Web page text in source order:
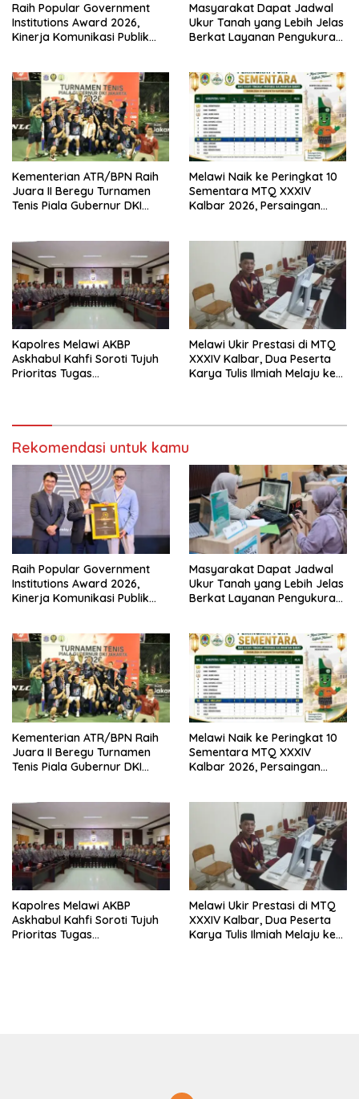
Raih Popular Government
Institutions Award 2026,
Kinerja Komunikasi Publik
Masyarakat Dapat Jadwal
Ukur Tanah yang Lebih Jelas
Berkat Layanan Pengukuran
Kementerian ATR/BPN Raih
Juara II Beregu Turnamen
Tenis Piala Gubernur DKI
Melawi Naik ke Peringkat 10
Sementara MTQ XXXIV
Kalbar 2026, Persaingan
Kapolres Melawi AKBP
Askhabul Kahfi Soroti Tujuh
Prioritas Tugas
Melawi Ukir Prestasi di MTQ
XXXIV Kalbar, Dua Peserta
Karya Tulis Ilmiah Melaju ke
Rekomendasi untuk kamu
Raih Popular Government
Institutions Award 2026,
Kinerja Komunikasi Publik
Masyarakat Dapat Jadwal
Ukur Tanah yang Lebih Jelas
Berkat Layanan Pengukuran
Kementerian ATR/BPN Raih
Juara II Beregu Turnamen
Tenis Piala Gubernur DKI
Melawi Naik ke Peringkat 10
Sementara MTQ XXXIV
Kalbar 2026, Persaingan
Kapolres Melawi AKBP
Askhabul Kahfi Soroti Tujuh
Prioritas Tugas
Melawi Ukir Prestasi di MTQ
XXXIV Kalbar, Dua Peserta
Karya Tulis Ilmiah Melaju ke